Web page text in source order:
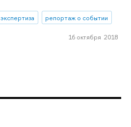
экспертиза репортаж о событии
16 октября 2018